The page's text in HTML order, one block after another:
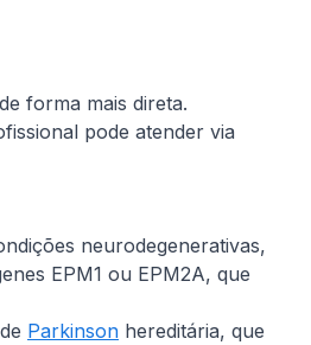
forma mais direta.
pode atender via
neurodegenerativas,
EPM1 ou EPM2A, que
Parkinson hereditária, que